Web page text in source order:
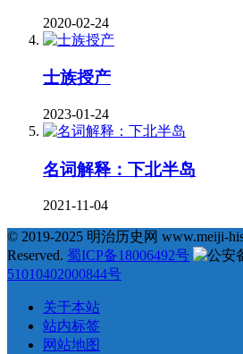
2020-02-24
士族授产
2023-01-24
名词解释：下北半岛
2021-11-04
© 2019-2025 明治历史网 www.meiji-
Reserved. 蜀ICP备18006492号
51010402000844号
关于本站
站内标签
网站地图